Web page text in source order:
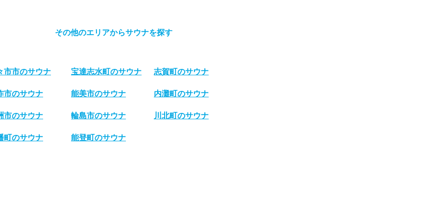
その他のエリアからサウナを探す
市市のサウナ 宝達志水町のサウナ 志賀町のサウナ
市のサウナ 能美市のサウナ 内灘町のサウナ
市のサウナ 輪島市のサウナ 川北町のサウナ
町のサウナ 能登町のサウナ